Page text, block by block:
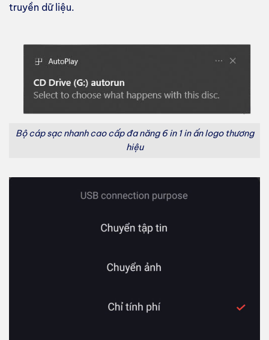
truyền dữ liệu.
Bộ cáp sạc nhanh cao cấp đa năng 6 in 1 in ấn logo thương
hiệu